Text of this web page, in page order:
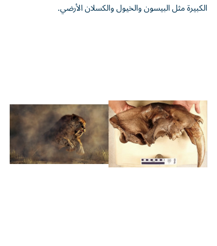
الكبيرة مثل البيسون والخيول والكسلان الأرضي.